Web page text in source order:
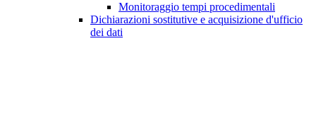
Monitoraggio tempi procedimentali
Dichiarazioni sostitutive e acquisizione d'ufficio
dei dati